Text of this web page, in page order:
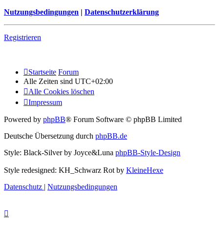
Nutzungsbedingungen | Datenschutzerklärung
Registrieren
Startseite Forum
Alle Zeiten sind UTC+02:00
Alle Cookies löschen
Impressum
Powered by phpBB® Forum Software © phpBB Limited
Deutsche Übersetzung durch phpBB.de
Style: Black-Silver by Joyce&Luna phpBB-Style-Design
Style redesigned: KH_Schwarz Rot by KleineHexe
Datenschutz | Nutzungsbedingungen